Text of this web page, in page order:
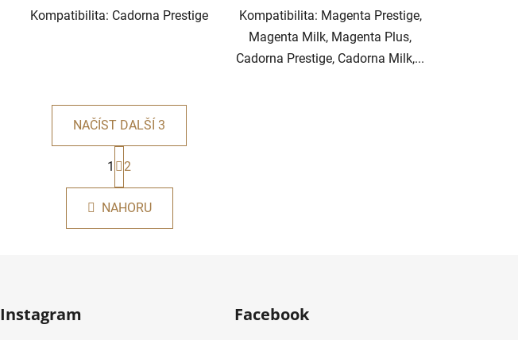
Kompatibilita: Cadorna Prestige
Kompatibilita: Magenta Prestige,
Magenta Milk, Magenta Plus,
Cadorna Prestige, Cadorna Milk,...
O
v
l
á
NAČÍST DALŠÍ 3
S
t
r
á
n
k
1 2
NAHORU
Instagram Facebook